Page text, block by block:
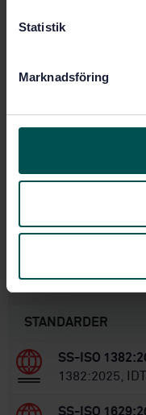
Statistik
Marknadsföring
SIS/TK 154
conductive
IDT)
Fastställd:2011-
Ersätter: SS-ISO
STANDARDER
SS-ISO
1382:2025,
SS-ISO